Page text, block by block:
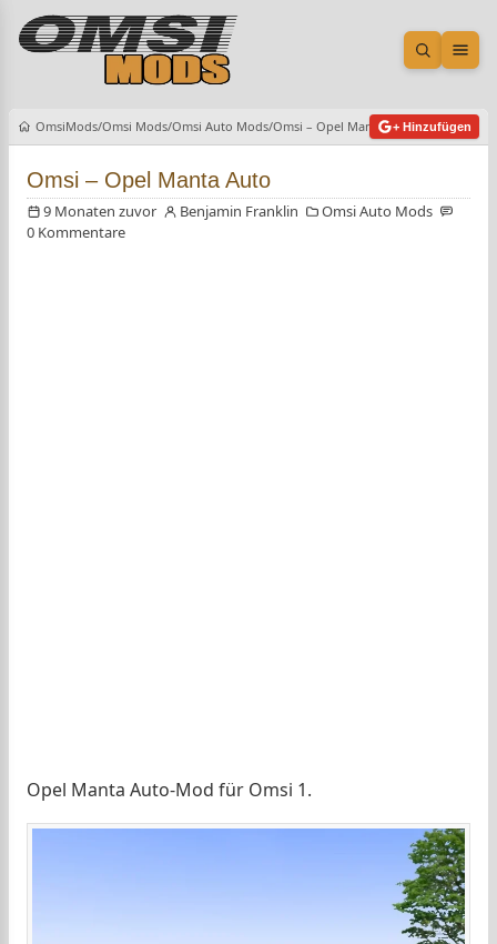
Suche
OmsiMods Omsi Mods Omsi Auto Mods Omsi – Opel Manta Auto+ Hinzufügen
Omsi – Opel Manta Auto
9 Monaten zuvor Benjamin Franklin
Omsi Auto Mods
0 Kommentare
Opel Manta Auto-Mod für Omsi 1.